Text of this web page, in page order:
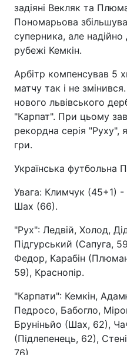
задіяні Векляк та
Пономарьова
суперника, але
рубежі Кемкін.
Арбітр компенсував 5
матчу так і не
нового львівського
"Карпат". При цьому
рекордна серія "Руху",
гри.
Українська футбольна
Увага: Климчук (45+1)
Шах (66).
"Рух": Ледвій, Холод,
Підгурський (Сапуга,
Федор, Карабін
59), Краснопір.
"Карпати": Кемкін,
Педросо, Бабогло,
Бруніньйо (Шах, 62),
(Підлепенець, 62),
76)